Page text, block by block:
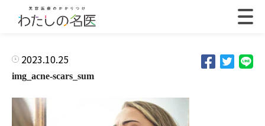
2023.10.25
img_acne-scars_sum